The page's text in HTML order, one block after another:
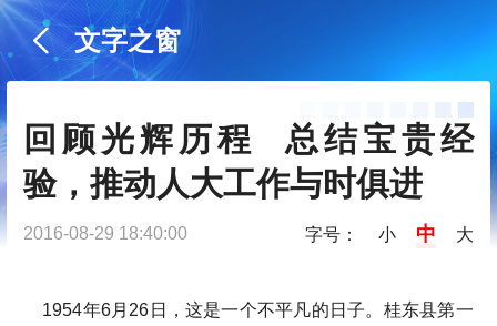
文字之窗
回顾光辉历程  总结宝贵经
验，推动人大工作与时俱进
2016-08-29 18:40:00 字号： 小 中 大
1954年6月26日，这是一个不平凡的日子。桂东县第一